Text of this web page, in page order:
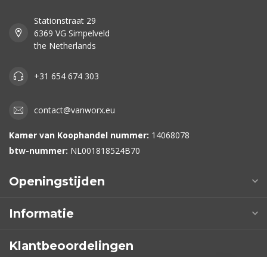
Stationstraat 29
6369 VG Simpelveld
the Netherlands
+31 654 674 303
contact@vanworx.eu
Kamer van Koophandel nummer: 14068078
btw-nummer: NL001818524B70
Openingstijden
Informatie
Klantbeoordelingen